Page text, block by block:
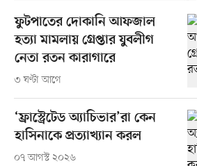
ফুটপাতের দোকানি আফজাল
হত্যা মামলায় গ্রেপ্তার যুবলীগ
নেতা রতন কারাগারে
৩ ঘণ্টা আগে
‘ফ্রাস্ট্রেটেড অ্যাচিভার’রা কেন
হাসিনাকে প্রত্যাখ্যান করল
০৭ আগস্ট ২০২৬